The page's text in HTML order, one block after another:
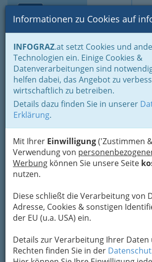
Suche
Informationen zu Cookies auf
INFOGRAZ.at setzt Cookies und
Technologien ein. Einige Cookies &
Datenverarbeitungen sind
helfen dabei, das Angebot zu
wirtschaftlich zu betreiben.
Details dazu finden Sie in unserer
Erklärung.
Mit Ihrer Einwilligung('Zustimmen
Verwendung von
Werbung können Sie unsere Seite
nutzen.
Diese schließt die Verarbeitung von
Adresse, Cookies & sonstigen
der EU (u.a. USA) ein.
Details zur Verarbeitung Ihrer Daten
Rechten finden Sie in der
Home Branchen
Einkaufen & Schenken -
Handel in Graz
Dinge des täglichen Lebens
Juwelen, Uhren, Kunst, Antiquitäten,
Juwelen- u. Uhren u. Kunsthandel
Amberger Uhren -
Maria Kremsner
Stubenberggasse 6, 8010 Graz
+43 316 811 786
Karte
Adresse mit Google Maps